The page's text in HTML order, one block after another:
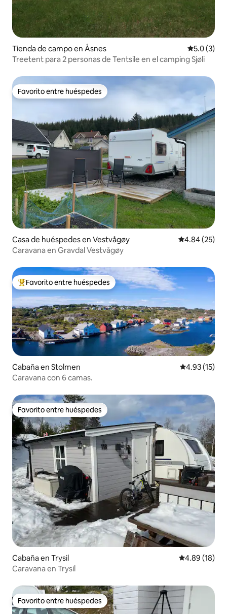
Tienda de campo en Åsnes
5.0 (3)
Treetent para 2 personas de Tentsile en el camping Sjøli
Favorito entre huéspedes
Favorito entre huéspedes
Casa de huéspedes en Vestvågøy Calificación
4.84 (25)
Caravana en Gravdal Vestvågøy
Favorito entre huéspedes preferido
Favorito entre huéspedes
Cabaña en Stolmen Calificación
4.93 (15)
Caravana con 6 camas.
Favorito entre huéspedes
Favorito entre huéspedes
Cabaña en Trysil Calificación
4.89 (18)
Caravana en Trysil
Favorito entre huéspedes
Favorito entre huéspedes